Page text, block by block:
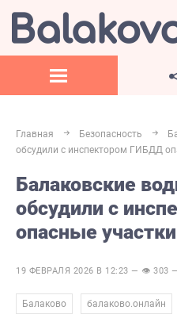
Главная Безопасность
обсудили с инспектором ГИБДД
Балаковские
обсудили с
опасные
19 ФЕВРАЛЯ 2026 В 12:23 — 👁 303
Балаково балаково.онлайн